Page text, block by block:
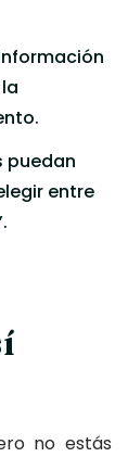
puedan
entre
no estás